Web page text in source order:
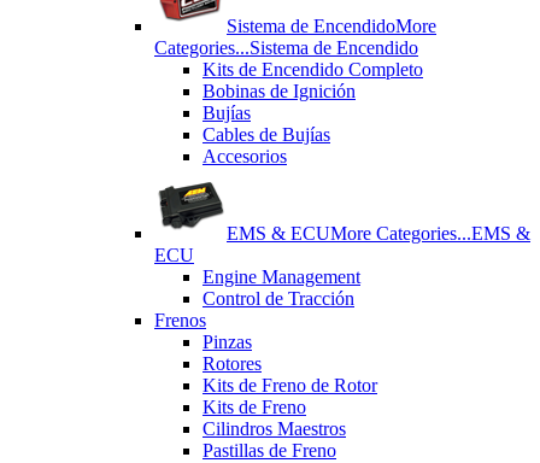
Sistema de EncendidoMore
Categories...Sistema de Encendido
Kits de Encendido Completo
Bobinas de Ignición
Bujías
Cables de Bujías
Accesorios
EMS & ECUMore Categories...EMS &
ECU
Engine Management
Control de Tracción
Frenos
Pinzas
Rotores
Kits de Freno de Rotor
Kits de Freno
Cilindros Maestros
Pastillas de Freno